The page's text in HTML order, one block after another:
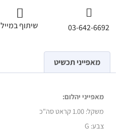
03-642-6692 שיתוף במייל
מאפייני תכשיט
מאפייני יהלום:
משקל: 1.00 קראט סה"כ
צבע: G